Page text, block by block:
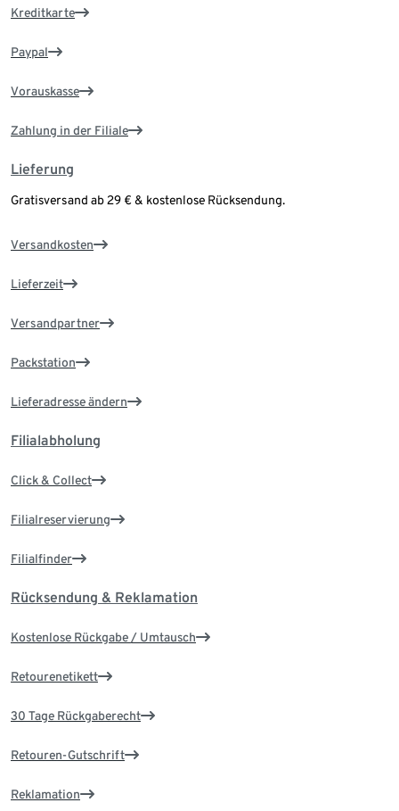
Kreditkarte
Paypal
Vorauskasse
Zahlung in der Filiale
Lieferung
Gratisversand ab 29 € & kostenlose Rücksendung.
Versandkosten
Lieferzeit
Versandpartner
Packstation
Lieferadresse ändern
Filialabholung
Click & Collect
Filialreservierung
Filialfinder
Rücksendung & Reklamation
Kostenlose Rückgabe / Umtausch
Retourenetikett
30 Tage Rückgaberecht
Retouren-Gutschrift
Reklamation